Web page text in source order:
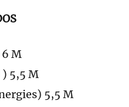
6 M
5,5 M
5,5 M